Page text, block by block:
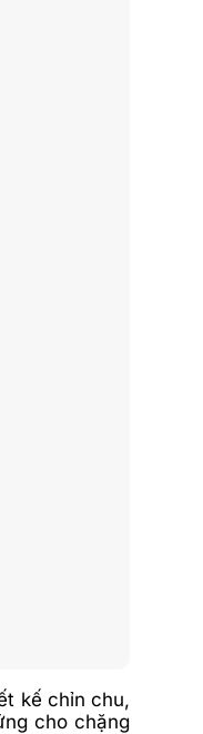
kế chỉn chu,
cho chặng